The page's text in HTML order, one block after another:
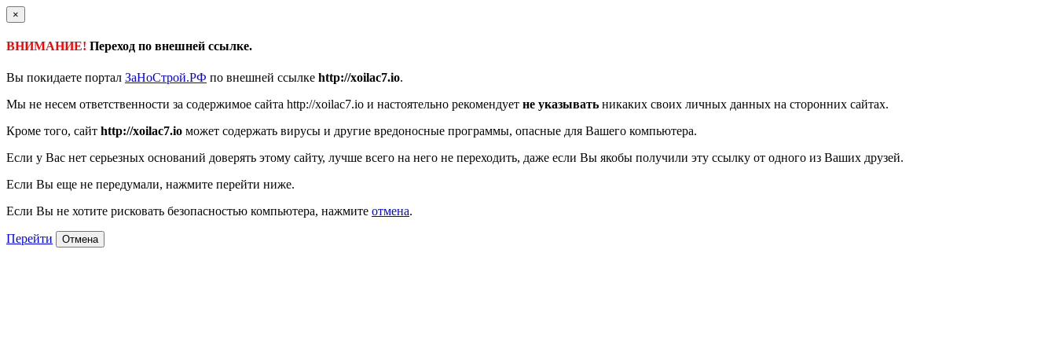
×
ВНИМАНИЕ! Переход по внешней ссылке.
Вы покидаете портал ЗаНоСтрой.РФ по внешней ссылке http://xoilac7.io.
Мы не несем ответственности за содержимое сайта http://xoilac7.io и настоятельно рекомендует не указывать никаких своих личных данных на сторонних сайтах.
Кроме того, сайт http://xoilac7.io может содержать вирусы и другие вредоносные программы, опасные для Вашего компьютера.
Если у Вас нет серьезных оснований доверять этому сайту, лучше всего на него не переходить, даже если Вы якобы получили эту ссылку от одного из Ваших друзей.
Если Вы еще не передумали, нажмите перейти ниже.
Если Вы не хотите рисковать безопасностью компьютера, нажмите отмена.
Перейти Отмена